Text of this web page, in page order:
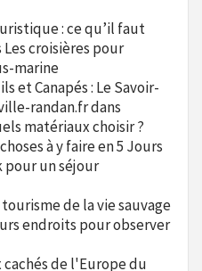
: ce qu’il faut
Les croisières pour
marine
et Canapés : Le Savoir-
randan.frdans
matériaux choisir ?
à y faire en 5 Jours
pour un séjour
de la vie sauvage
endroits pour observer
de l'Europe du